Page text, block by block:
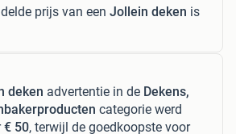
prijs van een Jollein deken is
deken advertentie in de Dekens,
categorie werd
€ 50, terwijl de goedkoopste voor